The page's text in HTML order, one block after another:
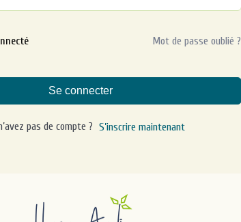
Mot de passe oublié ?
Se connecter
pas de compte ? S’inscrire maintenant